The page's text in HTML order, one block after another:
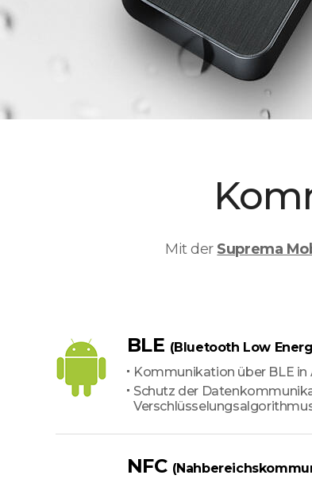
Mit der Suprema
BLE (Bluetooth Low
Kommunikation über BLE in
Schutz der
NFC